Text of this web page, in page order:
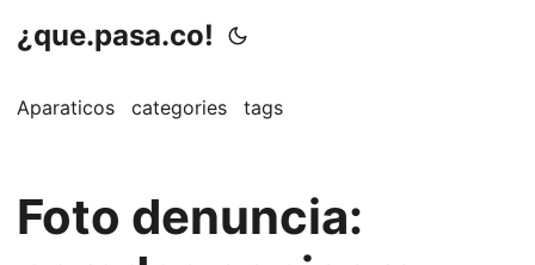
¿que.pasa.co!
Aparaticos categories tags
Foto denuncia: